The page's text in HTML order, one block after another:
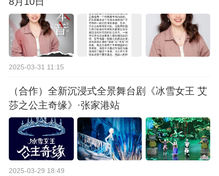
2025-03-31 11:15
（合作）全新沉浸式全景舞台剧《冰雪女王 艾
莎之公主奇缘》·张家港站
2025-03-29 18:49